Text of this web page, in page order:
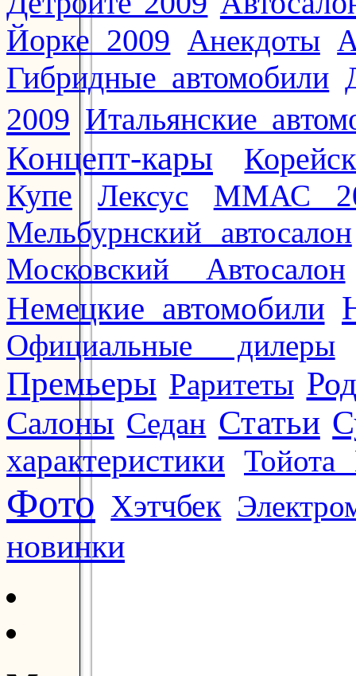
Йорке 2009 Анекдоты
Гибридные автомобили
2009 Итальянские
Концепт-кары
Купе
Лексус ММАС
Мельбурнский автосалон
Московский Автосалон
Немецкие автомобили
Официальные дилеры
Премьеры Раритеты
Салоны Седан Статьи
характеристики Тойота
Фото Хэтчбек
новинки